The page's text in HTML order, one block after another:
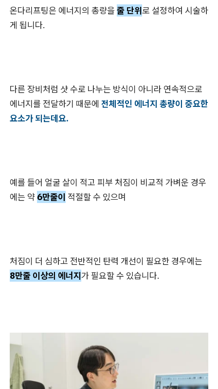
온다리프팅은 에너지의 총량을 줄 단위로 설정하여 시술하
게 됩니다.
다른 장비처럼 샷 수로 나누는 방식이 아니라 연속적으로
에너지를 전달하기 때문에 전체적인 에너지 총량이 중요한
요소가 되는데요.
예를 들어 얼굴 살이 적고 피부 처짐이 비교적 가벼운 경우
에는 약 6만줄이 적절할 수 있으며
처짐이 더 심하고 전반적인 탄력 개선이 필요한 경우에는
8만줄 이상의 에너지가 필요할 수 있습니다.